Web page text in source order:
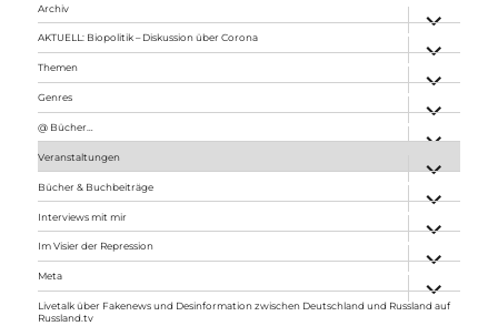
Archiv
anzeigen
AKTUELL: Biopolitik – Diskussion über Corona
anzeigen
Themen
anzeigen
Genres
anzeigen
@ Bücher…
Veranstaltungen
anzeigen
Bücher & Buchbeiträge
anzeigen
Interviews mit mir
anzeigen
Im Visier der Repression
anzeigen
Meta
anzeigen
Livetalk über Fakenews und Desinformation zwischen Deutschland und Russland auf
Russland.tv